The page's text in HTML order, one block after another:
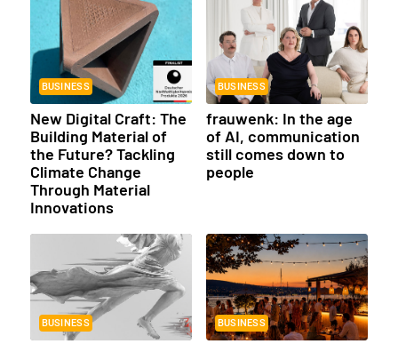
BUSINESS
New Digital Craft: The
Building Material of
the Future? Tackling
Climate Change
Through Material
Innovations
BUSINESS
frauwenk: In the age
of AI, communication
still comes down to
people
BUSINESS BUSINESS